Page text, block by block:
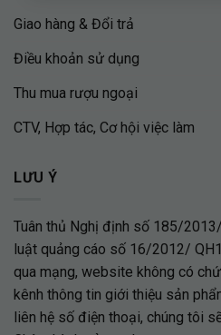
Giao hàng & Đổi trả
Điều khoản sử dụng
Thu mua rượu ngoại
CTV, Hợp tác, Cơ hội việc làm
LƯU Ý
Tuân thủ Nghị định số 185/
luật quảng cáo số 16/2012/
qua mạng, website không có
kênh thông tin giới thiệu sản
liên hệ số điện thoại, chúng tôi